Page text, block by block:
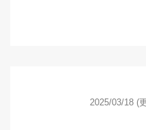
2025/03/18 (